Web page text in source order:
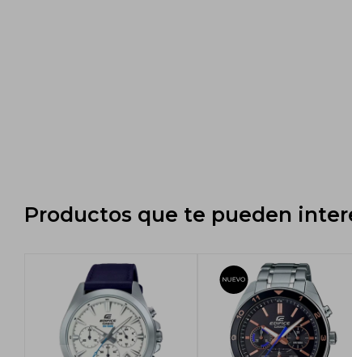
Productos que te pueden